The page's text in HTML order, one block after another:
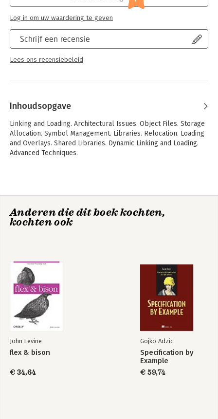
courses.
Schrijf een recensie
Lees ons recensiebeleid
Log in om uw waardering te geven
Inhoudsopgave
Linking and Loading. Architectural Issues. Object Files. Storage
Allocation. Symbol Management. Libraries. Relocation. Loading
and Overlays. Shared Libraries. Dynamic Linking and Loading.
Advanced Techniques.
Anderen die dit boek kochten,
kochten ook
John Levine
flex & bison
€ 34,64
Gojko Adzic
Specification by
Example
€ 59,74